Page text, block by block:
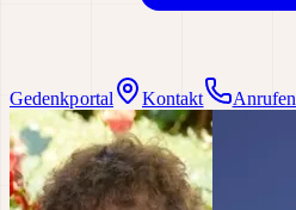
Gedenkportal Kontakt Anrufen